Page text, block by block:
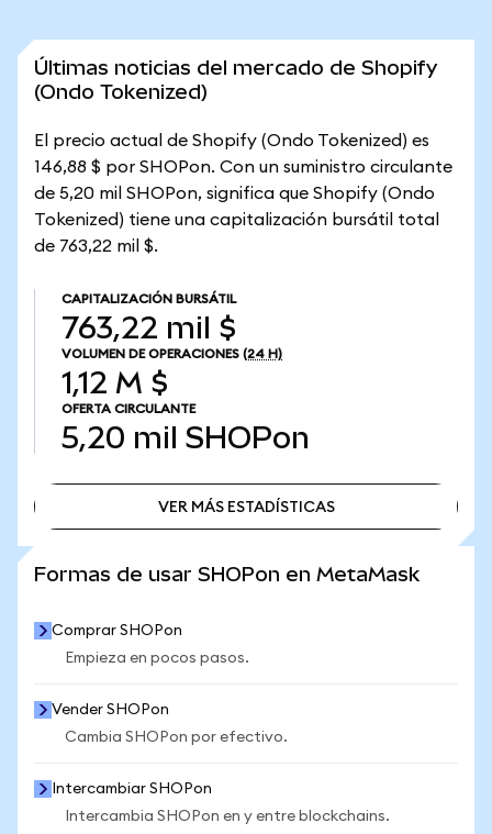
Últimas noticias del mercado de Shopify
(Ondo Tokenized)
El precio actual de Shopify (Ondo Tokenized) es
146,88 $ por SHOPon. Con un suministro circulante
de 5,20 mil SHOPon, significa que Shopify (Ondo
Tokenized) tiene una capitalización bursátil total
de 763,22 mil $.
CAPITALIZACIÓN BURSÁTIL
763,22 mil $
VOLUMEN DE OPERACIONES (24 H)
1,12 M $
OFERTA CIRCULANTE
5,20 mil SHOPon
VER MÁS ESTADÍSTICAS
Formas de usar SHOPon en MetaMask
Comprar SHOPon
Empieza en pocos pasos.
Vender SHOPon
Cambia SHOPon por efectivo.
Intercambiar SHOPon
Intercambia SHOPon en y entre blockchains.